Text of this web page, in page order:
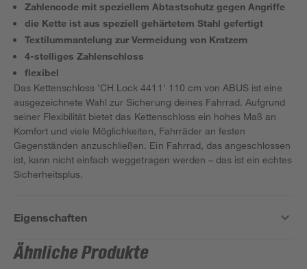
Zahlencode mit speziellem Abtastschutz gegen Angriffe
die Kette ist aus speziell gehärtetem Stahl gefertigt
Textilummantelung zur Vermeidung von Kratzern
4-stelliges Zahlenschloss
flexibel
Das Kettenschloss 'CH Lock 4411' 110 cm von ABUS ist eine
ausgezeichnete Wahl zur Sicherung deines Fahrrad. Aufgrund
seiner Flexibilität bietet das Kettenschloss ein hohes Maß an
Komfort und viele Möglichkeiten, Fahrräder an festen
Gegenständen anzuschließen. Ein Fahrrad, das angeschlossen
ist, kann nicht einfach weggetragen werden – das ist ein echtes
Sicherheitsplus.
Eigenschaften
Ähnliche Produkte